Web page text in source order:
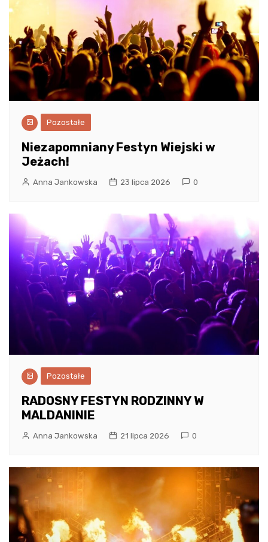
Pozostałe
Niezapomniany Festyn Wiejski w
Jeżach!
Anna Jankowska 23 lipca 2026 0
Pozostałe
RADOSNY FESTYN RODZINNY W
MALDANINIE
Anna Jankowska 21 lipca 2026 0